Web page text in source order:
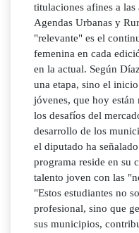
titulaciones afines a las
Agendas Urbanas y
"relevante" es el
femenina en cada
en la actual. Según
una etapa, sino el
jóvenes, que hoy
los desafíos del
desarrollo de los
el diputado ha
programa reside en su
talento joven con las
"Estos estudiantes no
profesional, sino que
sus municipios,